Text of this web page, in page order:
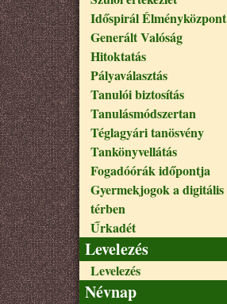
Időspirál Élményközpont
Generált Valóság
Hitoktatás
Pályaválasztás
Tanulói biztosítás
Tanulásmódszertan
Téglagyári tanösvény
Tankönyvellátás
Fogadóórák időpontja
Gyermekjogok a digitális
térben
Űrkadét
Levelezés
Levelezés
Névnap